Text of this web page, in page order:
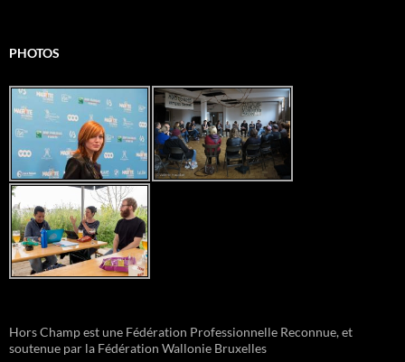
PHOTOS
Hors Champ est une Fédération Professionnelle Reconnue, et
soutenue par la Fédération Wallonie Bruxelles